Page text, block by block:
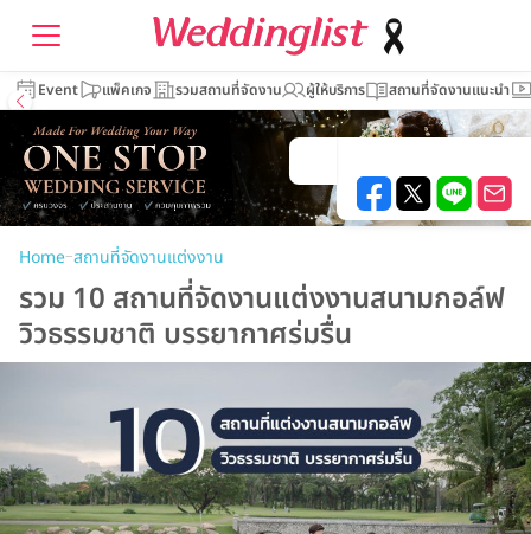
Event แพ็คเกจ รวมสถานที่จัดงาน ผู้ให้บริการ สถานที่จัดงานแนะนำ
Home–สถานที่จัดงานแต่งงาน
รวม 10 สถานที่จัดงานแต่งงานสนามกอล์ฟ
วิวธรรมชาติ บรรยากาศร่มรื่น